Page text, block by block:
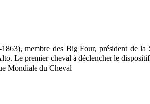
membre des Big Four, président de
Le premier cheval à déclencher le
Mondiale du Cheval